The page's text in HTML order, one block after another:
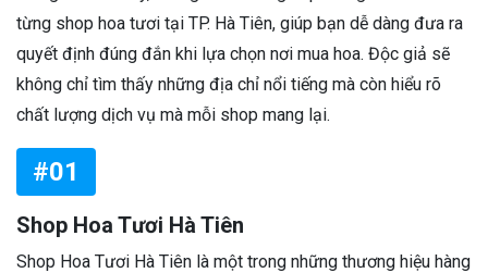
từng shop hoa tươi tại TP. Hà Tiên, giúp bạn dễ dàng đưa ra
quyết định đúng đắn khi lựa chọn nơi mua hoa. Độc giả sẽ
không chỉ tìm thấy những địa chỉ nổi tiếng mà còn hiểu rõ
chất lượng dịch vụ mà mỗi shop mang lại.
#01
Shop Hoa Tươi Hà Tiên
Shop Hoa Tươi Hà Tiên là một trong những thương hiệu hàng